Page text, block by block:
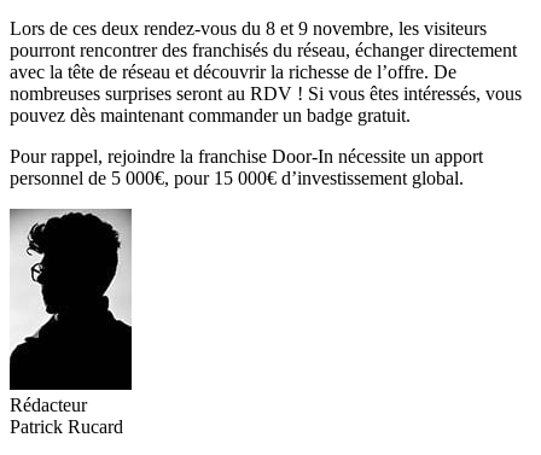
Lors de ces deux rendez-vous du 8 et 9 novembre, les visiteurs
pourront rencontrer des franchisés du réseau, échanger directement
avec la tête de réseau et découvrir la richesse de l’offre. De
nombreuses surprises seront au RDV ! Si vous êtes intéressés, vous
pouvez dès maintenant commander un badge gratuit.
Pour rappel, rejoindre la franchise Door-In nécessite un apport
personnel de 5 000€, pour 15 000€ d’investissement global.
Rédacteur
Patrick Rucard